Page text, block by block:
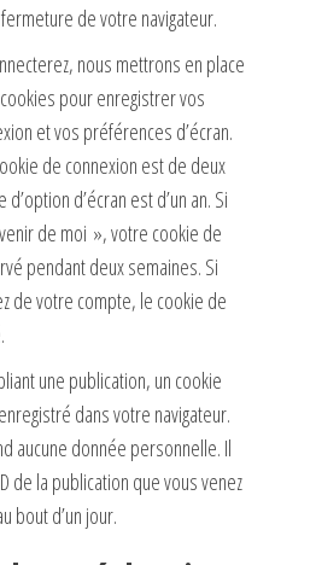
de votre navigateur.
nous mettrons en place
pour enregistrer vos
et vos préférences d’écran.
de connexion est de deux
d’écran est d’un an. Si
de moi », votre cookie de
pendant deux semaines. Si
de votre compte, le cookie de
une publication, un cookie
dans votre navigateur.
aucune donnée personnelle. Il
de la publication que vous venez
bout d’un jour.